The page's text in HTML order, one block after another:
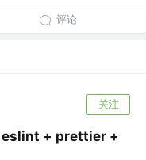
评论
关注
+ prettier +